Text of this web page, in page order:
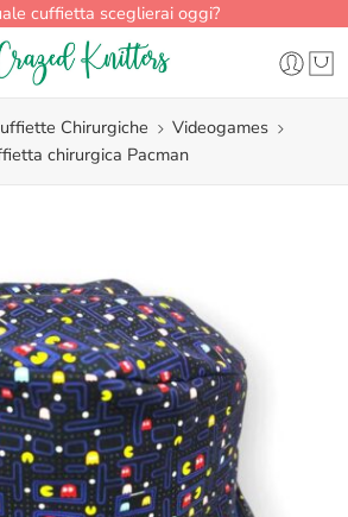
cuffietta sceglierai oggi?
Chirurgiche
Videogames
chirurgica Pacman